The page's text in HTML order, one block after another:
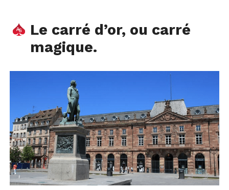
Le carré d’or, ou carré
magique.